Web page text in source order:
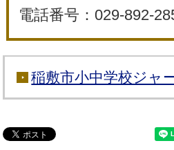
電話番号：029-892-
稲敷市小中学校ジャ